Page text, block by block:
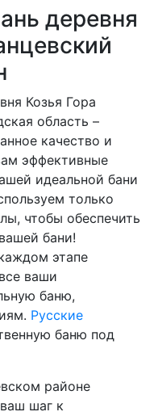
деревня
Козья Гора
область –
качество и
эффективные
идеальной бани
только
чтобы обеспечить
бани!
этапе
ваши
баню,
Русские
баню под
районе
шаг к